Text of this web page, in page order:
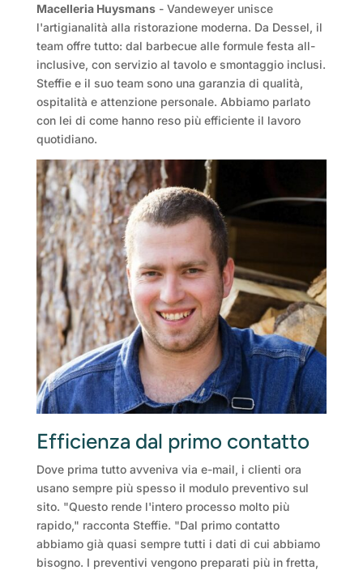
Macelleria Huysmans- Vandeweyer unisce
l'artigianalità alla ristorazione moderna. Da Dessel, il
team offre tutto: dal barbecue alle formule festa all-
inclusive, con servizio al tavolo e smontaggio inclusi.
Steffie e il suo team sono una garanzia di qualità,
ospitalità e attenzione personale. Abbiamo parlato
con lei di come hanno reso più efficiente il lavoro
quotidiano.
Efficienza dal primo contatto
Dove prima tutto avveniva via e-mail, i clienti ora
usano sempre più spesso il modulo preventivo sul
sito. "Questo rende l'intero processo molto più
rapido," racconta Steffie. "Dal primo contatto
abbiamo già quasi sempre tutti i dati di cui abbiamo
bisogno. I preventivi vengono preparati più in fretta,